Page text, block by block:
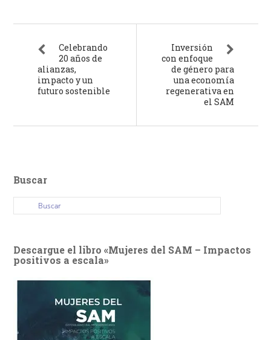
Celebrando
20 años de
alianzas,
impacto y un
futuro sostenible
Inversión
con enfoque
de género para
una economía
regenerativa en
el SAM
Buscar
Descargue el libro «Mujeres del SAM – Impactos
positivos a escala»